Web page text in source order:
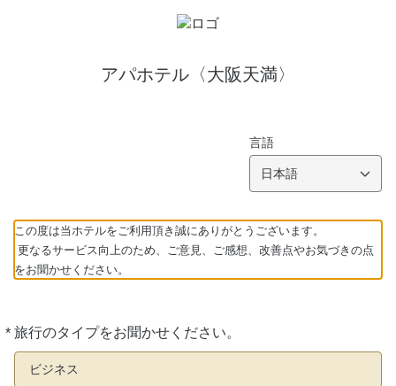
アパホテル〈大阪天満〉
言語
日本語
この度は当ホテルをご利用頂き誠にありがとうございます。
更なるサービス向上のため、ご意見、ご感想、改善点やお気づきの点
をお聞かせください。
* 旅行のタイプをお聞かせください。
必
須
ビジネス